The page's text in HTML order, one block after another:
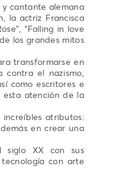
cantante alemana
la actriz Francisca
“Falling in love
los grandes mitos
transformarse en
el nazismo,
como escritores e
esta atención de la
atributos:
en crear una
siglo XX con sus
con arte